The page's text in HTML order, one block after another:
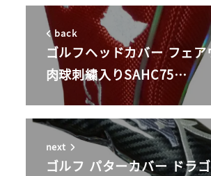
back
ゴルフヘッドカバー フェア
肉球刺繍入りSAHC75…
next
ゴルフ パターカバー ドラ